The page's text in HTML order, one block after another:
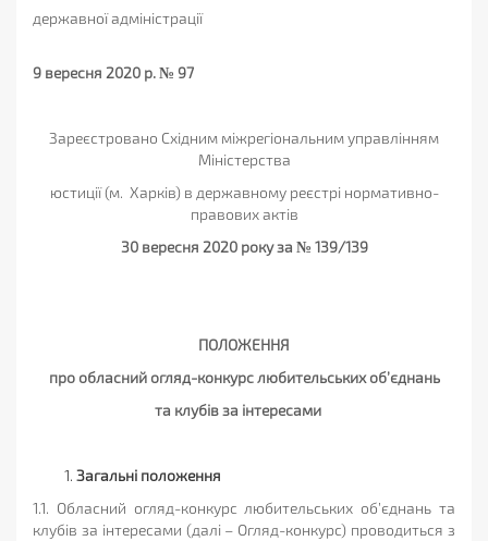
державної адміністрації
9 вересня 2020 р. № 97
Зареєстровано Східним міжрегіональним управлінням
Міністерства
юстиції (м. Харків) в державному реєстрі нормативно-
правових актів
30 вересня 2020 року за № 139/139
ПОЛОЖЕННЯ
про обласний огляд-конкурс любительських об’єднань
та клубів за інтересами
Загальні положення
1.1. Обласний огляд-конкурс любительських об’єднань та
клубів за інтересами (далі – Огляд-конкурс) проводиться з